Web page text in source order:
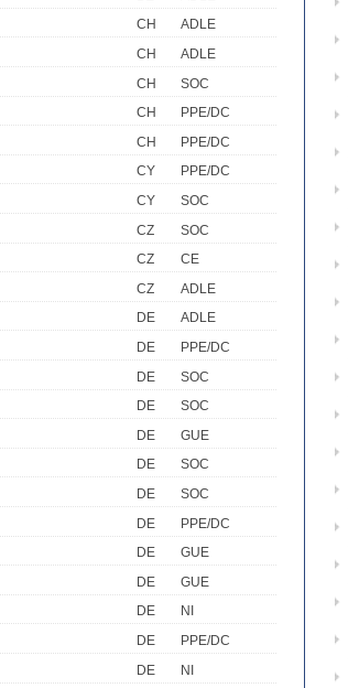
CH
ADLE
CH
ADLE
CH
SOC
CH
PPE/DC
CH
PPE/DC
CY
PPE/DC
CY
SOC
CZ
SOC
CZ
CE
CZ
ADLE
DE
ADLE
DE
PPE/DC
DE
SOC
DE
SOC
DE
GUE
DE
SOC
DE
SOC
DE
PPE/DC
DE
GUE
DE
GUE
DE
NI
DE
PPE/DC
DE
NI